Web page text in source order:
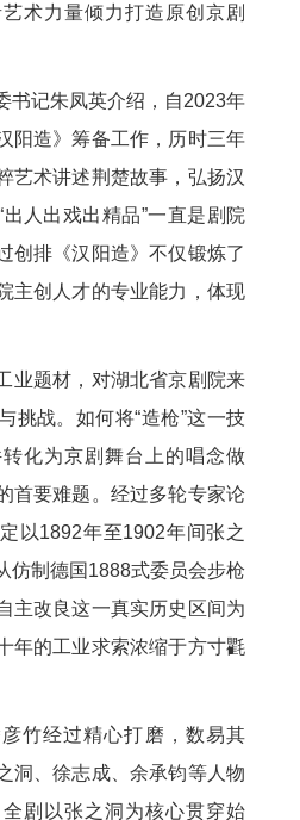
术力量倾力打造原创京剧
书记朱凤英介绍，自2023年
阳造》筹备工作，历时三年
艺术讲述荆楚故事，弘扬汉
人出戏出精品”一直是剧院
创排《汉阳造》不仅锻炼了
主创人才的专业能力，体现
业题材，对湖北省京剧院来
挑战。如何将“造枪”这一技
化为京剧舞台上的唱念做
首要难题。经过多轮专家论
以1892年至1902年间张之
仿制德国1888式委员会步枪
主改良这一真实历史区间为
年的工业求索浓缩于方寸氍
竹经过精心打磨，数易其
洞、徐志成、余承钧等人物
剧以张之洞为核心贯穿始